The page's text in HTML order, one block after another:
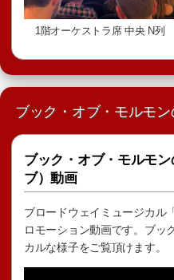
1階オーケストラ席 中央 N列
ブック・オブ・モルモ
ブック・オブ・モルモ
ブ）動画
ブロードウェイミュージカル
ロモーション動画です。ブッ
カルな様子をご覧頂けます。